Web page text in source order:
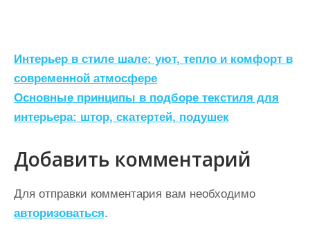
Н
а
в
и
г
а
ц
и
Интерьер в стиле шале: уют, тепло и комфорт в
современной атмосфере
Основные принципы в подборе текстиля для
интерьера: штор, скатертей, подушек
Добавить комментарий
Для отправки комментария вам необходимо
авторизоваться.